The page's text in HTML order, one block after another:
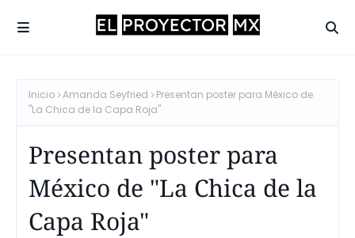
Inicio Amanda Seyfried
Presentan poster para México de
"La Chica de la Capa Roja"
Presentan poster para
México de "La Chica de la
Capa Roja"